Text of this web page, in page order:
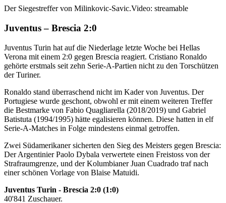
Der Siegestreffer von Milinkovic-Savic.Video: streamable
Juventus – Brescia 2:0
Juventus Turin hat auf die Niederlage letzte Woche bei Hellas
Verona mit einem 2:0 gegen Brescia reagiert. Cristiano Ronaldo
gehörte erstmals seit zehn Serie-A-Partien nicht zu den Torschützen
der Turiner.
Ronaldo stand überraschend nicht im Kader von Juventus. Der
Portugiese wurde geschont, obwohl er mit einem weiteren Treffer
die Bestmarke von Fabio Quagliarella (2018/2019) und Gabriel
Batistuta (1994/1995) hätte egalisieren können. Diese hatten in elf
Serie-A-Matches in Folge mindestens einmal getroffen.
Zwei Südamerikaner sicherten den Sieg des Meisters gegen Brescia:
Der Argentinier Paolo Dybala verwertete einen Freistoss von der
Strafraumgrenze, und der Kolumbianer Juan Cuadrado traf nach
einer schönen Vorlage von Blaise Matuidi.
Juventus Turin - Brescia 2:0 (1:0)
40'841 Zuschauer.